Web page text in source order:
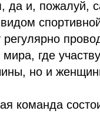
да и, пожалуй,
где
но и
команда